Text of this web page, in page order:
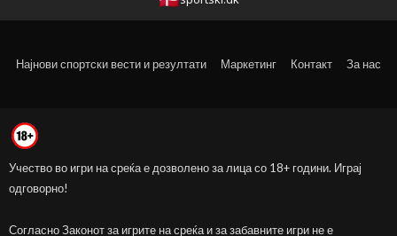
Најнови спортски вести и резултати Маркетинг Контакт За нас
Учество во игри на среќа е дозволено за лица со 18+ години. Играј
одговорно!
Согласно Законот за игрите на среќа и за забавните игри не е